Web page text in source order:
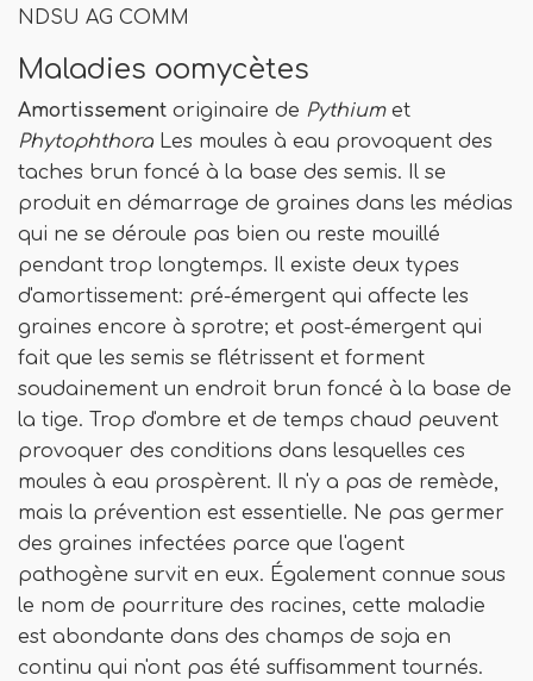
NDSU AG COMM
Maladies oomycètes
Amortissement originaire de Pythiumet
Phytophthora Les moules à eau provoquent des
taches brun foncé à la base des semis. Il se
produit en démarrage de graines dans les médias
qui ne se déroule pas bien ou reste mouillé
pendant trop longtemps. Il existe deux types
d'amortissement: pré-émergent qui affecte les
graines encore à sprotre; et post-émergent qui
fait que les semis se flétrissent et forment
soudainement un endroit brun foncé à la base de
la tige. Trop d'ombre et de temps chaud peuvent
provoquer des conditions dans lesquelles ces
moules à eau prospèrent. Il n'y a pas de remède,
mais la prévention est essentielle. Ne pas germer
des graines infectées parce que l'agent
pathogène survit en eux. Également connue sous
le nom de pourriture des racines, cette maladie
est abondante dans des champs de soja en
continu qui n'ont pas été suffisamment tournés.